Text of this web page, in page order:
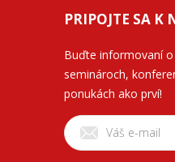
PRIPOJTE SA K
Buďte informovaní
seminároch,
ponukách ako prví!